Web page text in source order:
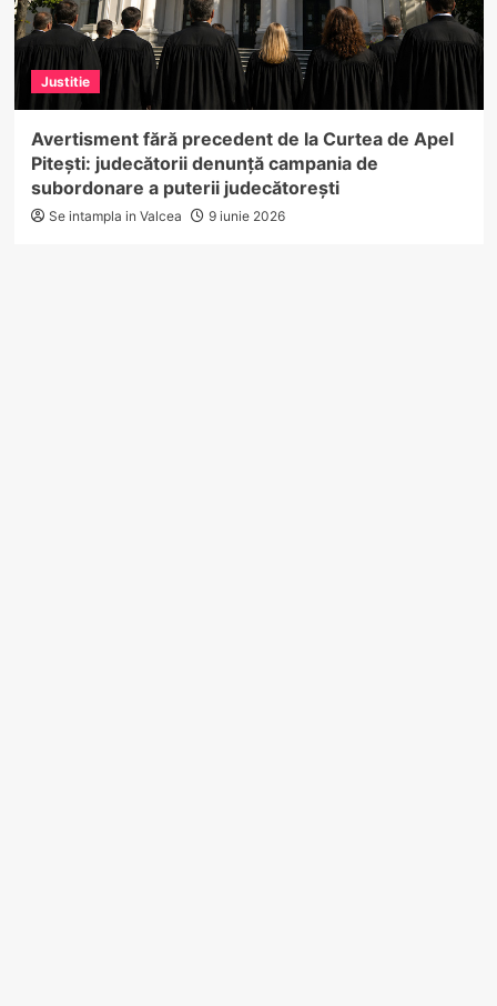
Justitie
Avertisment fără precedent de la Curtea de Apel
Pitești: judecătorii denunță campania de
subordonare a puterii judecătorești
Se intampla in Valcea 9 iunie 2026